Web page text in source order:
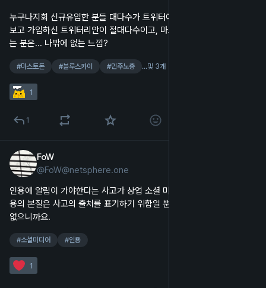
누구나지회 신규유입한 분들 대다수가 트위터에서 누구나지회 홍보를
보고 가입하신 트위터리안이 절대다수이고, 마스토돈·블루스카이 쓰시
는 분은... 나밖에 없는 느낌?
#마스토돈 #블루스카이 #민주노총 …및 3개
1
1
FoW
@FoW@netsphere.one
인용에 알림이 가야한다는 사고가 상업 소셜 미디어식 접근 같아요. 인
용의 본질은 사고의 출처를 표기하기 위함일 뿐이고, 사고는 통제할 수
없으니까요.
#소셜미디어 #인용
1